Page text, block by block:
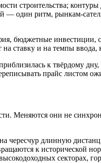
строительства;
— один ритм, рынкам-
бюджетные инвестиции,
ставку и на темпы
к твёрдому дну,
прайс листом
Меняются они не
чересчур длинную
к исторической
секторах,